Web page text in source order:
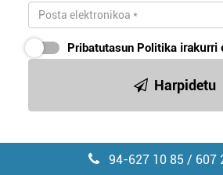
Pribatutasun Politika irakurri
Harpidetu
94-627 10 85 / 607